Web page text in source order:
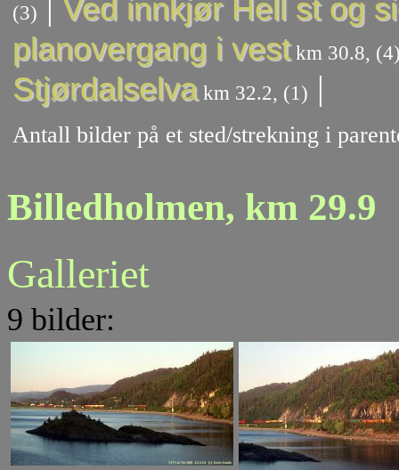
(3)
Ved innkjør Hell st og
planovergang i vestkm 30.8,
Stjørdalselvakm 32.2, (1) |
Antall bilder på et sted/strekning i
Billedholmen, km 29.9
Galleriet
9 bilder: